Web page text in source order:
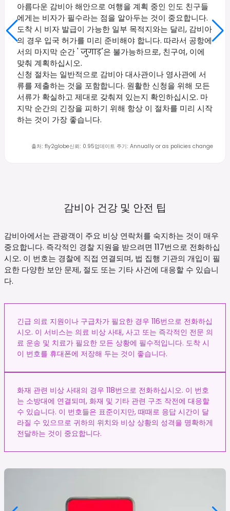
아름다운 감비아 해안으로 여행을 계획 중인 인도 친구들
에게는 비자가 필수라는 점을 알아두는 것이 중요합니다.
도착 시 비자 발급이 가능한 일부 목적지와는 달리, 감비아
의 경우 입국 허가를 미리 준비해야 합니다. 따라서 공항에
서의 마지막 순간 ' जुगाड़'은 불가능하므로, 친구여, 이에
맞춰 계획하십시오.
신청 절차는 일반적으로 감비아 대사관이나 영사관에 서
류를 제출하는 것을 포함합니다. 원활한 신청을 위해 모든
서류가 확실하고 제대로 갖춰져 있는지 확인하십시오. 마
지막 순간의 긴장을 피하기 위해 항상 이 절차를 미리 시작
하는 것이 가장 좋습니다.
출처: fly2globe신뢰: 0.95업데이트 주기: Annually or as policies change
감비아 건강 및 안전 팁
감비아에서는 관광객이 주요 비상 연락처를 숙지하는 것이 매우
중요합니다. 즉각적인 경찰 지원을 받으려면 117번으로 전화하십
시오. 이 번호는 경찰에 직접 연결되며, 법 집행 기관의 개입이 필
요한 다양한 보안 문제, 절도 또는 기타 사건에 대응할 수 있습니
다.
긴급 의료 지원이나 구급차가 필요한 경우 116번으로 전화하십
시오. 이 서비스는 의료 비상 사태, 사고 또는 즉각적인 전문 의
료 운송 및 치료가 필요한 모든 상황에 필수적입니다. 도착 시
이 번호를 휴대폰에 저장해 두는 것이 좋습니다.
화재 관련 비상 사태의 경우 118번으로 전화하십시오. 이 번호
는 소방대에 연결되며, 화재 및 기타 관련 구조 작전에 대응할
수 있습니다. 이 번호들은 표준이지만, 때때로 응답 시간이 달
라질 수 있으므로 귀하의 위치와 비상 상황의 성격을 명확하게
전달하는 것이 중요합니다.